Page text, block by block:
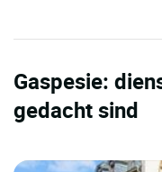
Gaspesie:
gedacht sind